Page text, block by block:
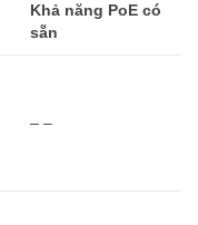
Khả năng PoE có
sẵn
– –